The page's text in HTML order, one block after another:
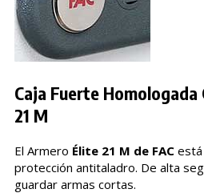
Caja Fuerte Homologada
21 M
El Armero Élite 21 M de FACestá
protección antitaladro. De alta
guardar armas cortas.